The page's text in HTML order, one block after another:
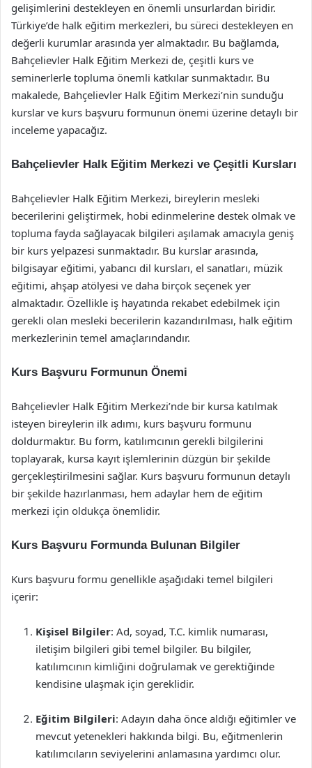
gelişimlerini destekleyen en önemli unsurlardan biridir.
Türkiye’de halk eğitim merkezleri, bu süreci destekleyen en
değerli kurumlar arasında yer almaktadır. Bu bağlamda,
Bahçelievler Halk Eğitim Merkezi de, çeşitli kurs ve
seminerlerle topluma önemli katkılar sunmaktadır. Bu
makalede, Bahçelievler Halk Eğitim Merkezi’nin sunduğu
kurslar ve kurs başvuru formunun önemi üzerine detaylı bir
inceleme yapacağız.
Bahçelievler Halk Eğitim Merkezi ve Çeşitli Kursları
Bahçelievler Halk Eğitim Merkezi, bireylerin mesleki
becerilerini geliştirmek, hobi edinmelerine destek olmak ve
topluma fayda sağlayacak bilgileri aşılamak amacıyla geniş
bir kurs yelpazesi sunmaktadır. Bu kurslar arasında,
bilgisayar eğitimi, yabancı dil kursları, el sanatları, müzik
eğitimi, ahşap atölyesi ve daha birçok seçenek yer
almaktadır. Özellikle iş hayatında rekabet edebilmek için
gerekli olan mesleki becerilerin kazandırılması, halk eğitim
merkezlerinin temel amaçlarındandır.
Kurs Başvuru Formunun Önemi
Bahçelievler Halk Eğitim Merkezi’nde bir kursa katılmak
isteyen bireylerin ilk adımı, kurs başvuru formunu
doldurmaktır. Bu form, katılımcının gerekli bilgilerini
toplayarak, kursa kayıt işlemlerinin düzgün bir şekilde
gerçekleştirilmesini sağlar. Kurs başvuru formunun detaylı
bir şekilde hazırlanması, hem adaylar hem de eğitim
merkezi için oldukça önemlidir.
Kurs Başvuru Formunda Bulunan Bilgiler
Kurs başvuru formu genellikle aşağıdaki temel bilgileri
içerir:
Kişisel Bilgiler: Ad, soyad, T.C. kimlik numarası,
iletişim bilgileri gibi temel bilgiler. Bu bilgiler,
katılımcının kimliğini doğrulamak ve gerektiğinde
kendisine ulaşmak için gereklidir.
Eğitim Bilgileri: Adayın daha önce aldığı eğitimler ve
mevcut yetenekleri hakkında bilgi. Bu, eğitmenlerin
katılımcıların seviyelerini anlamasına yardımcı olur.